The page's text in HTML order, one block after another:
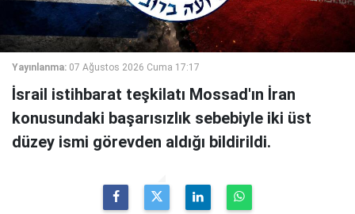
Yayınlanma: 07 Ağustos 2026 Cuma 17:17
İsrail istihbarat teşkilatı Mossad'ın İran
konusundaki başarısızlık sebebiyle iki üst
düzey ismi görevden aldığı bildirildi.